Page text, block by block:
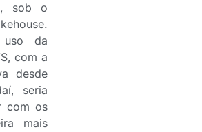
sob o
da
com a
desde
seria
com os
mais